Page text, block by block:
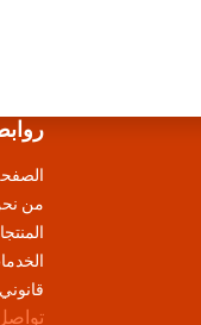
من
قانوني